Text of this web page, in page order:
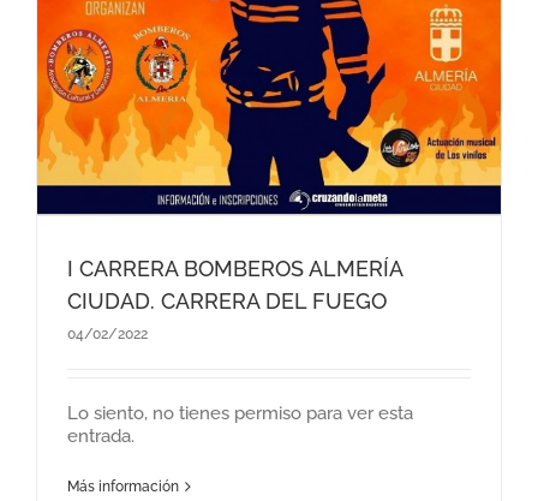
I CARRERA BOMBEROS ALMERÍA
CIUDAD. CARRERA DEL FUEGO
04/02/2022
Lo siento, no tienes permiso para ver esta
entrada.
Más información